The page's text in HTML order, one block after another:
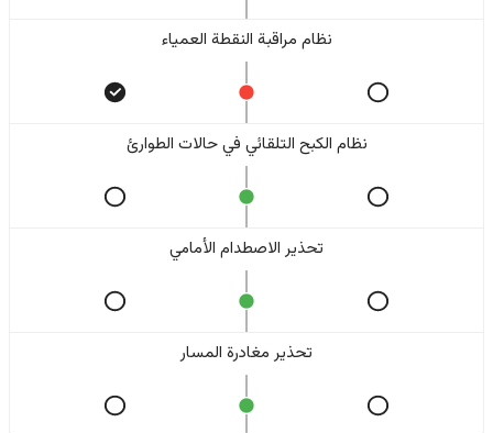
نظام مراقبة النقطة العمياء
نظام الكبح التلقائي في حالات الطوارئ
تحذير الاصطدام الأمامي
تحذير مغادرة المسار